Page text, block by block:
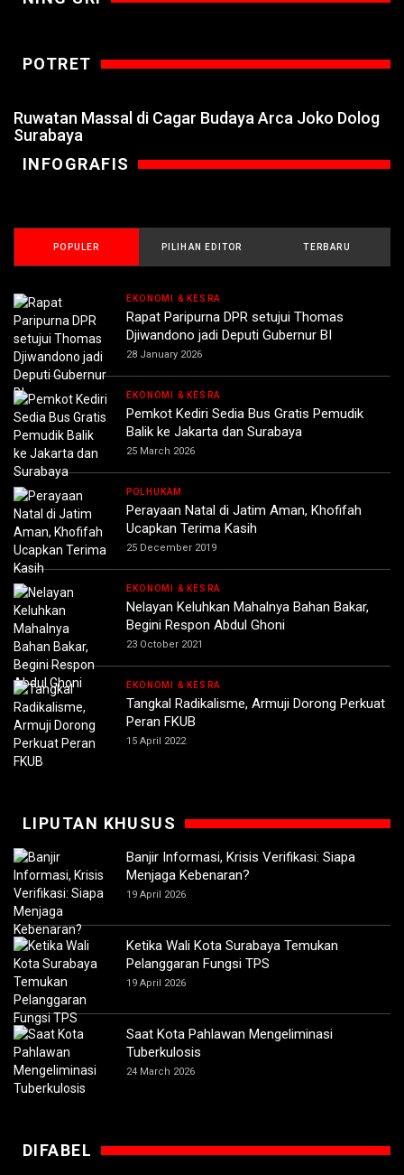
POTRET
Ruwatan Massal di Cagar Budaya Arca Joko Dolog
Surabaya
INFOGRAFIS
POPULER PILIHAN EDITOR TERBARU
EKONOMI & KESRA
Rapat Paripurna DPR setujui Thomas
Djiwandono jadi Deputi Gubernur BI
28 January 2026
EKONOMI & KESRA
Pemkot Kediri Sedia Bus Gratis Pemudik
Balik ke Jakarta dan Surabaya
25 March 2026
POLHUKAM
Perayaan Natal di Jatim Aman, Khofifah
Ucapkan Terima Kasih
25 December 2019
EKONOMI & KESRA
Nelayan Keluhkan Mahalnya Bahan Bakar,
Begini Respon Abdul Ghoni
23 October 2021
EKONOMI & KESRA
Tangkal Radikalisme, Armuji Dorong Perkuat
Peran FKUB
15 April 2022
LIPUTAN KHUSUS
Banjir Informasi, Krisis Verifikasi: Siapa
Menjaga Kebenaran?
19 April 2026
Ketika Wali Kota Surabaya Temukan
Pelanggaran Fungsi TPS
19 April 2026
Saat Kota Pahlawan Mengeliminasi
Tuberkulosis
24 March 2026
DIFABEL